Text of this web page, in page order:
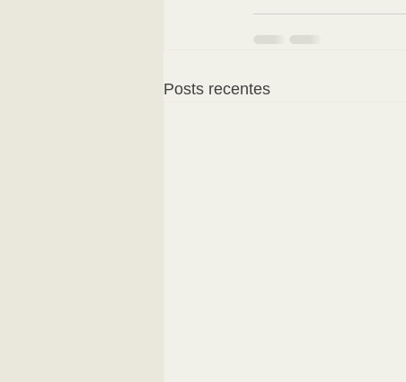
Posts recentes